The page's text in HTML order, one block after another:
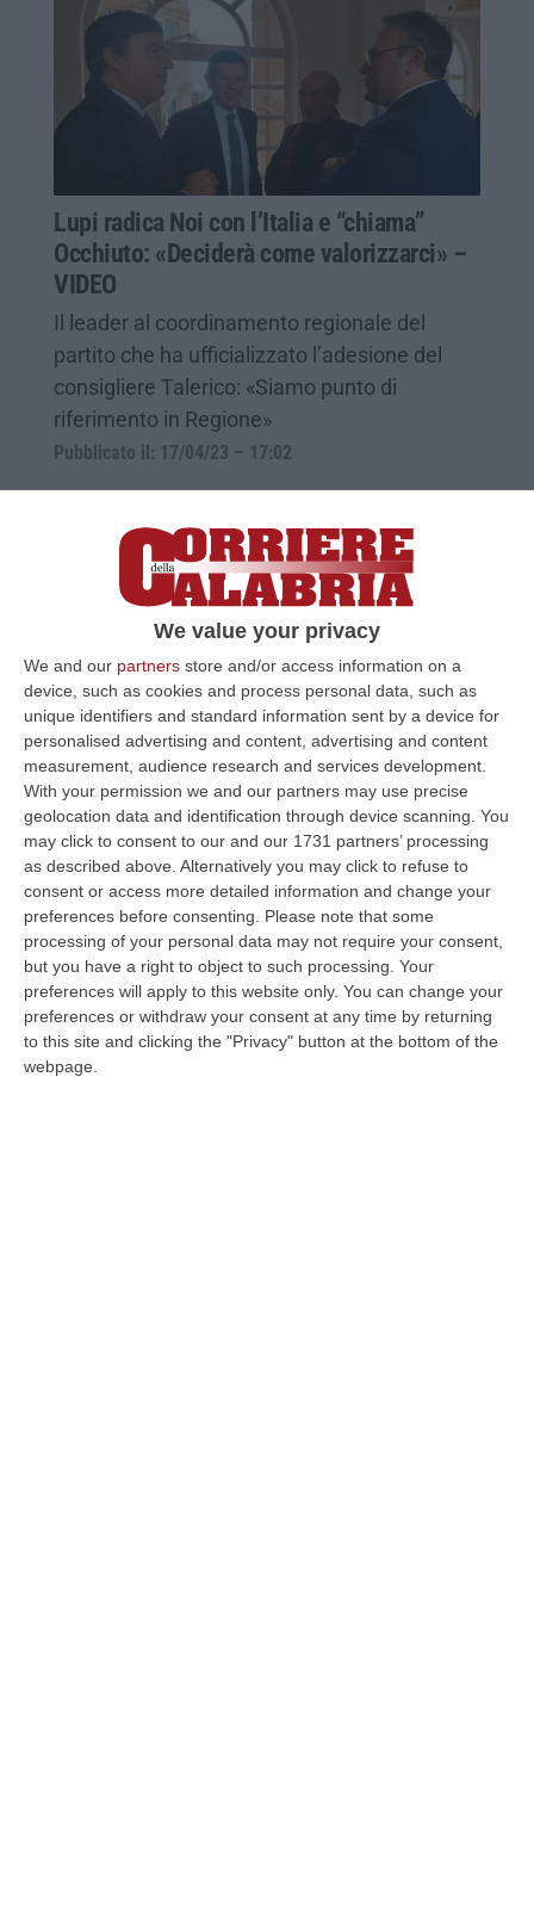
We value your privacy
We and our partners store and/or access information on a
device, such as cookies and process personal data, such as
unique identifiers and standard information sent by a device for
personalised advertising and content, advertising and content
measurement, audience research and services development.
With your permission we and our partners may use precise
geolocation data and identification through device scanning. You
may click to consent to our and our 1731 partners’ processing
as described above. Alternatively you may click to refuse to
consent or access more detailed information and change your
preferences before consenting.
Please note that some
processing of your personal data may not require your consent,
but you have a right to object to such processing. Your
preferences will apply to this website only. You can change your
preferences or withdraw your consent at any time by returning
to this site and clicking the "Privacy" button at the bottom of the
webpage.
Lupi radica Noi con l’Italia e “chiama”
Occhiuto: «Deciderà come valorizzarci» –
VIDEO
Il leader al coordinamento regionale del
partito che ha ufficializzato l’adesione del
consigliere Talerico: «Siamo punto di
riferimento in Regione»
Pubblicato il: 17/04/23 – 17:02
Lupi: «I Superman non ci sono più, ora un
Pdl 4.0 a trazione moderata»
Il presidente di Noi con l’Italia, in un’intervista
a La Repubblica. «L’area moderata va
rafforzata. Sarà il tema del nostro
congresso»
Pubblicato il: 11/04/23 – 9:08